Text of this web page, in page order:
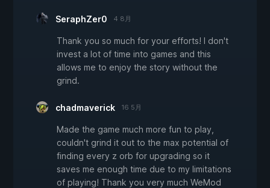
SeraphZer0 4 8月
Thank you so much for your efforts! I don't
invest a lot of time into games and this
allows me to enjoy the story without the
grind.
chadmaverick 16 5月
Made the game much more fun to play,
couldn't grind it out to the max potential of
finding every z orb for upgrading so it
saves me enough time due to my limitations
of playing! Thank you very much WeMod